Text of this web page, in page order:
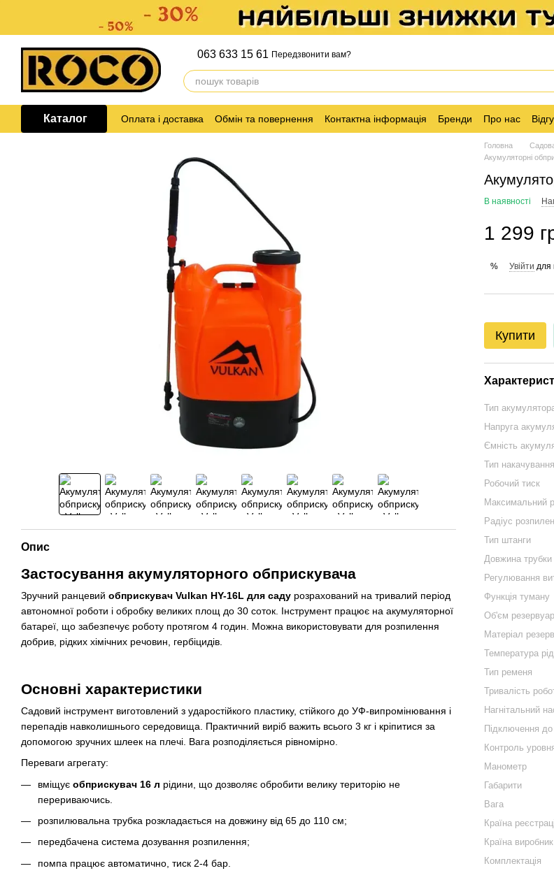
063 633 15 61 Передзвонити вам?
Каталог Оплата і доставка Обмін та повернення Контактна інформація Бренди Про нас
Опис
Застосування акумуляторного обприскувача
Зручний ранцевий обприскувач Vulkan HY-16L для саду розрахований на тривалий період
автономної роботи і обробку великих площ до 30 соток. Інструмент працює на акумуляторної
батареї, що забезпечує роботу протягом 4 годин. Можна використовувати для розпилення
добрив, рідких хімічних речовин, гербіцидів.
Основні характеристики
Садовий інструмент виготовлений з ударостійкого пластику, стійкого до УФ-випромінювання і
перепадів навколишнього середовища. Практичний виріб важить всього 3 кг і кріпитися за
допомогою зручних шлеек на плечі. Вага розподіляється рівномірно.
Переваги агрегату:
вміщує обприскувач 16 л рідини, що дозволяє обробити велику територію не
перериваючись.
розпилювальна трубка розкладається на довжину від 65 до 110 см;
передбачена система дозування розпилення;
помпа працює автоматично, тиск 2-4 бар.
Головна
Акумуляторні
В наявності
1 299
% Увійти для
Купити
Тип
Напруга
Ємність
Тип накачування
Робочий тиск
Максимальний
Радіус
Тип штанги
Довжина трубки
Регулювання
Функція туману
Об'єм
Матеріал
Температура
Тип ременя
Тривалість
Нагнітальний
Підключення
Контроль
Манометр
Габарити
Вага
Країна
Країна виробник
Комплектація